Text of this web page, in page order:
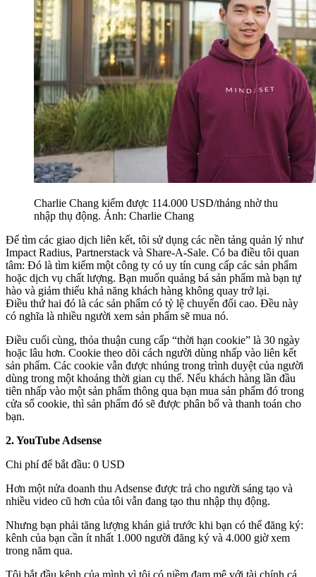
Charlie Chang kiếm được 114.000 USD/tháng nhờ thu
nhập thụ động. Ảnh: Charlie Chang
Để tìm các giao dịch liên kết, tôi sử dụng các nền tảng quản lý như
Impact Radius, Partnerstack và Share-A-Sale. Có ba điều tôi quan
tâm: Đó là tìm kiếm một công ty có uy tín cung cấp các sản phẩm
hoặc dịch vụ chất lượng. Bạn muốn quảng bá sản phẩm mà bạn tự
hào và giảm thiểu khả năng khách hàng không quay trở lại.
Điều thứ hai đó là các sản phẩm có tỷ lệ chuyển đổi cao. Đều này
có nghĩa là nhiều người xem sản phẩm sẽ mua nó.
Điều cuối cùng, thỏa thuận cung cấp “thời hạn cookie” là 30 ngày
hoặc lâu hơn. Cookie theo dõi cách người dùng nhấp vào liên kết
sản phẩm. Các cookie vẫn được nhúng trong trình duyệt của người
dùng trong một khoảng thời gian cụ thể. Nếu khách hàng lần đầu
tiên nhấp vào một sản phẩm thông qua bạn mua sản phẩm đó trong
cửa sổ cookie, thì sản phẩm đó sẽ được phân bổ và thanh toán cho
bạn.
2. YouTube Adsense
Chi phí để bắt đầu: 0 USD
Hơn một nửa doanh thu Adsense được trả cho người sáng tạo và
nhiều video cũ hơn của tôi vẫn đang tạo thu nhập thụ động.
Nhưng bạn phải tăng lượng khán giả trước khi bạn có thể đăng ký:
kênh của bạn cần ít nhất 1.000 người đăng ký và 4.000 giờ xem
trong năm qua.
Tôi bắt đầu kênh của mình vì tôi có niềm đam mê với tài chính cá